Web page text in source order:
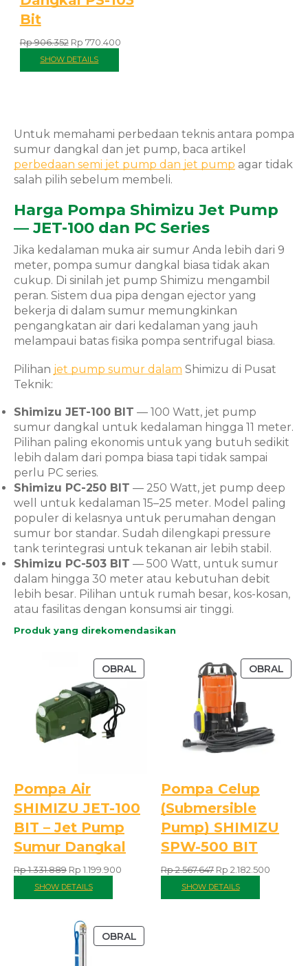
Bit
Rp906.352 Rp 770.400
SHOW DETAILS
Untuk memahami perbedaan teknis antara pompa
sumur dangkal dan jet pump, baca artikel
perbedaan semi jet pump dan jet pump agar tidak
salah pilih sebelum membeli.
Harga Pompa Shimizu Jet Pump
— JET-100 dan PC Series
Jika kedalaman muka air sumur Anda lebih dari 9
meter, pompa sumur dangkal biasa tidak akan
cukup. Di sinilah jet pump Shimizu mengambil
peran. Sistem dua pipa dengan ejector yang
bekerja di dalam sumur memungkinkan
pengangkatan air dari kedalaman yang jauh
melampaui batas fisika pompa sentrifugal biasa.
Pilihan jet pump sumur dalam Shimizu di Pusat
Teknik:
Shimizu JET-100 BIT — 100 Watt, jet pump
sumur dangkal untuk kedalaman hingga 11 meter.
Pilihan paling ekonomis untuk yang butuh sedikit
lebih dalam dari pompa biasa tapi tidak sampai
perlu PC series.
Shimizu PC-250 BIT — 250 Watt, jet pump deep
well untuk kedalaman 15–25 meter. Model paling
populer di kelasnya untuk perumahan dengan
sumur bor standar. Sudah dilengkapi pressure
tank terintegrasi untuk tekanan air lebih stabil.
Shimizu PC-503 BIT — 500 Watt, untuk sumur
dalam hingga 30 meter atau kebutuhan debit
lebih besar. Pilihan untuk rumah besar, kos-kosan,
atau fasilitas dengan konsumsi air tinggi.
Produk yang direkomendasikan
OBRAL
Pompa Air
SHIMIZU JET-100
BIT – Jet Pump
Sumur Dangkal
Rp1.331.889 Rp 1.199.900
SHOW DETAILS
OBRAL
Pompa Celup
(Submersible
Pump) SHIMIZU
SPW-500 BIT
Rp2.567.647 Rp 2.182.500
SHOW DETAILS
OBRAL